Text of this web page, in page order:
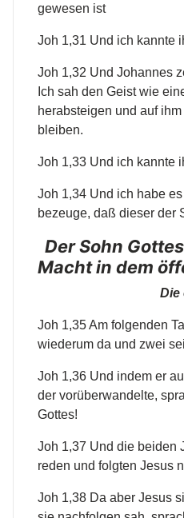
gewesen ist
Joh 1,31 Und ich kannte
Joh 1,32 Und Johannes
Ich sah den Geist wie
herabsteigen und auf ihm
bleiben.
Joh 1,33 Und ich kannte
Joh 1,34 Und ich habe
bezeuge, daß dieser der
Der Sohn
Macht in dem
Die
Joh 1,35 Am folgenden
wiederum da und zwei
Joh 1,36 Und indem er
der vorüberwandelte,
Gottes!
Joh 1,37 Und die beiden
reden und folgten Jesus
Joh 1,38 Da aber Jesus